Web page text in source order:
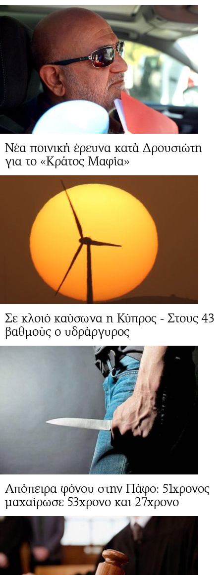
Νέα ποινική έρευνα κατά Δρουσιώτη
για το «Κράτος Μαφία»
Σε κλοιό καύσωνα η Κύπρος - Στους 43
βαθμούς ο υδράργυρος
Απόπειρα φόνου στην Πάφο: 51χρονος
μαχαίρωσε 53χρονο και 27χρονο